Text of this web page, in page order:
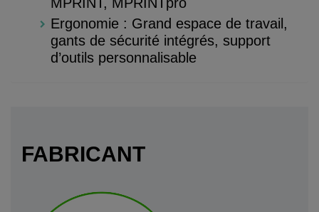
Ergonomie : Grand espace de travail,
gants de sécurité intégrés, support
d’outils personnalisable
FABRICANT